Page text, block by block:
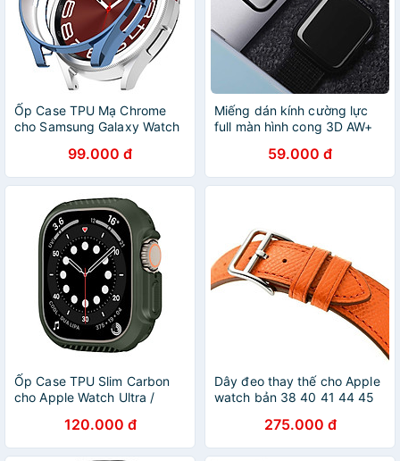
Ốp Case TPU Mạ Chrome
cho Samsung Galaxy Watch
Hàng Chính Hãng
99.000 đ
Miếng dán kính cường lực
full màn hình cong 3D AW+
chính hãng59.000 đ
Ốp Case TPU Slim Carbon
cho Apple Watch Ultra /
Hàng Chính Hãng
120.000 đ
Dây đeo thay thế cho Apple
watch bản 38 40 41 44 45
hàng nhập khẩu
275.000 đ